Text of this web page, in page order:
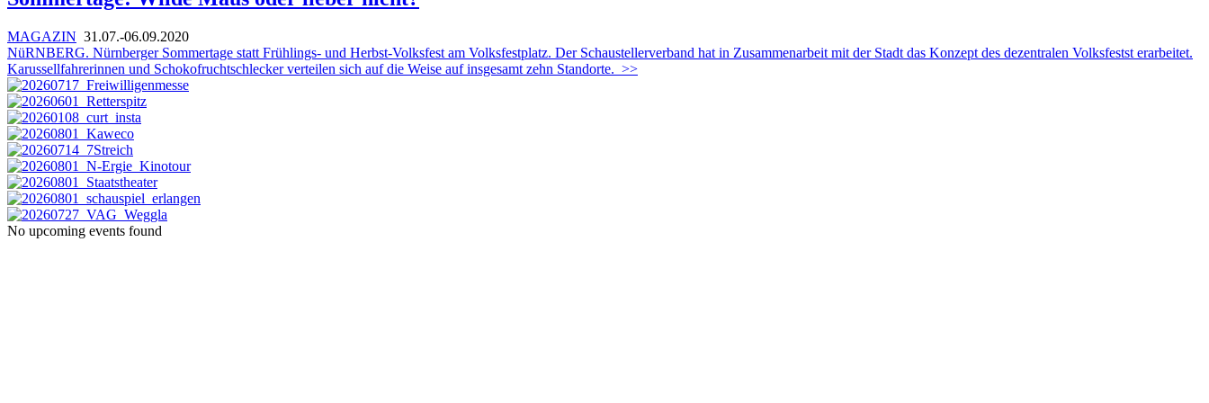
MAGAZIN 31.07.-06.09.2020
NüRNBERG. Nürnberger Sommertage statt Frühlings- und Herbst-Volksfest am Volksfestplatz. Der Schaustellerverband hat in Zusammenarbeit mit der Stadt das Konzept des dezentralen Volksfestst erarbeitet.
Karussellfahrerinnen und Schokofruchtschlecker verteilen sich auf die Weise auf insgesamt zehn Standorte. >>
No upcoming events found